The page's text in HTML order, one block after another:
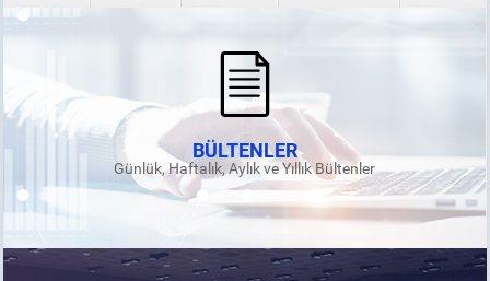
BÜLTENLER
Günlük, Haftalık, Aylık ve Yıllık Bültenler